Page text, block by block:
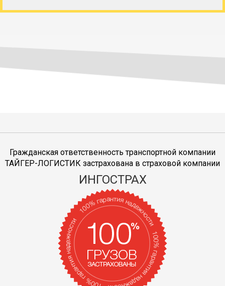
Гражданская ответственность транспортной компании
ТАЙГЕР-ЛОГИСТИК застрахована в страховой компании
ИНГОСТРАХ